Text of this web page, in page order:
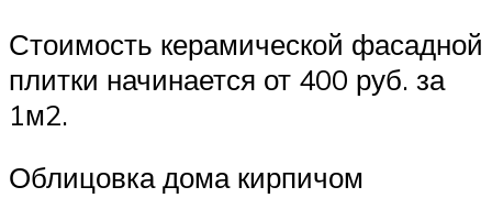
Стоимость керамической фасадной
плитки начинается от 400 руб. за
1м2.
Облицовка дома кирпичом